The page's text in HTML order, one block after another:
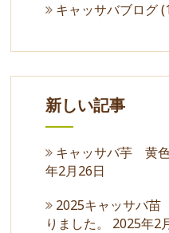
キャッサバブログ
新しい記事
キャッサバ芋 黄
年2月26日
2025キャッサバ
りました。
2025年2